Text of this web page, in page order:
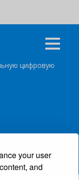
your user
and
цифровую